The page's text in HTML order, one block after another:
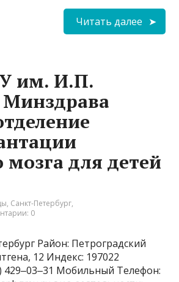
Читать далее
им. И.П.
мозга для детей
, Санкт-Петербург,
0
Район: Петроградский
12 Индекс: 197022
429‒03‒31 Мобильный Телефон: